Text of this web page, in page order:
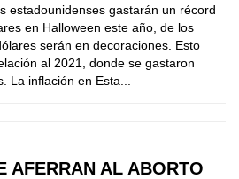
estadounidenses gastarán un récord
en Halloween este año, de los
serán en decoraciones. Esto
al 2021, donde se gastaron
La inflación en Esta...
AFERRAN AL ABORTO